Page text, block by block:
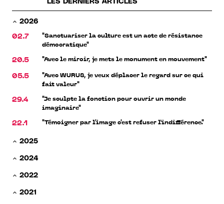
2026
02.7
"Sanctuariser la culture est un acte de résistance
démocratique"
20.5 "Avec le miroir, je mets le monument en mouvement"
05.5
"Avec WURUS, je veux déplacer le regard sur ce qui
fait valeur"
29.4
"Je sculpte la fonction pour ouvrir un monde
imaginaire"
22.1 "Témoigner par l'image c'est refuser l’indifférence."
2025
2024
2022
2021